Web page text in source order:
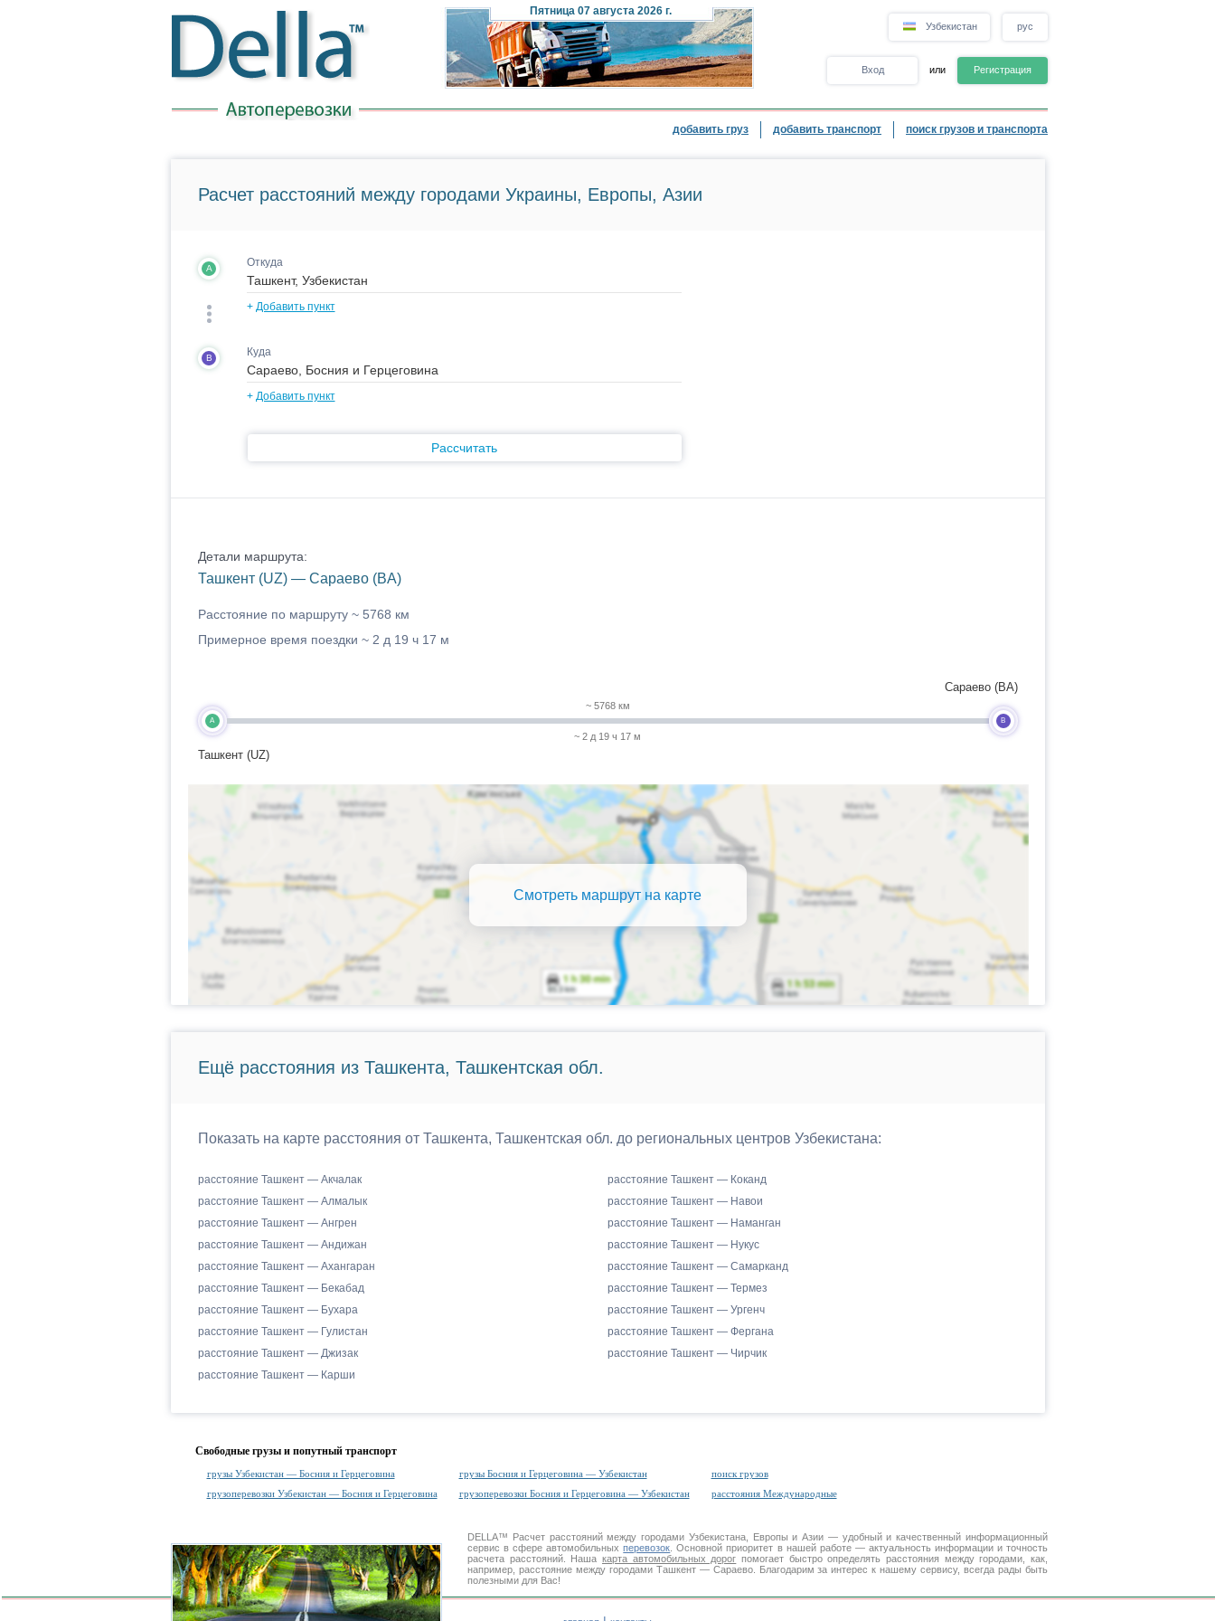
Пятница07 августа 2026 г.
Узбекистан рус
Вход или Регистрация
добавить груз добавить транспорт поиск грузов и транспорта
Расчет расстояний между городами Украины, Европы, Азии
A Откуда
+ Добавить пункт
B Куда
+ Добавить пункт
Рассчитать
Детали маршрута:
Ташкент (UZ) — Сараево (BA)
Расстояние по маршруту ~ 5768 км
Примерное время поездки ~ 2 д 19 ч 17 м
A
Ташкент (UZ)
~ 5768 км
~ 2 д 19 ч 17 м
B
Сараево (BA)
Смотреть маршрут на карте
Ещё расстояния из Ташкента, Ташкентская обл.
Показать на карте расстояния от Ташкента, Ташкентская обл. до региональных центров Узбекистана:
расстояние Ташкент — Акчалак
расстояние Ташкент — Алмалык
расстояние Ташкент — Ангрен
расстояние Ташкент — Андижан
расстояние Ташкент — Ахангаран
расстояние Ташкент — Бекабад
расстояние Ташкент — Бухара
расстояние Ташкент — Гулистан
расстояние Ташкент — Джизак
расстояние Ташкент — Карши
расстояние Ташкент — Коканд
расстояние Ташкент — Навои
расстояние Ташкент — Наманган
расстояние Ташкент — Нукус
расстояние Ташкент — Самарканд
расстояние Ташкент — Термез
расстояние Ташкент — Ургенч
расстояние Ташкент — Фергана
расстояние Ташкент — Чирчик
Свободные грузы и попутный транспорт
грузы Узбекистан — Босния и Герцеговина грузы Босния и Герцеговина — Узбекистан
поиск грузов
грузоперевозки Узбекистан — Босния и Герцеговина
грузоперевозки Босния и Герцеговина — Узбекистан расстояния Международные
DELLA™ Расчет расстояниймежду городами Узбекистана, Европы и Азии — удобный и качественный информационный
сервис в сфере автомобильныхперевозок . Основной приоритет в нашей работе — актуальность информации и точность
расчета расстояний. Наша карта автомобильных дорог помогает быстро определять расстояния между городами, как,
например, расстояние между городами Ташкент — Сараево. Благодарим за интерес к нашему сервису, всегда рады быть
полезными для Вас!